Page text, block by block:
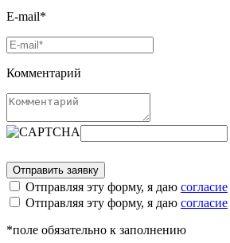
E-mail*
Комментарий
Отправляя эту форму, я даю согласие
Отправляя эту форму, я даю согласие
*поле обязательно к заполнению